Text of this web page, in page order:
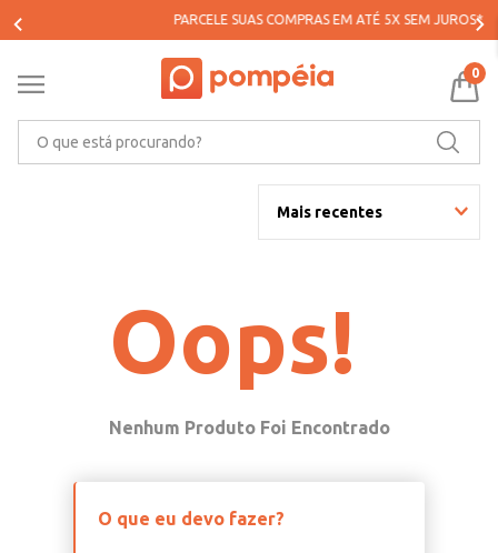
PARCELE SUAS COMPRAS EM ATÉ 5X SEM JUROS*
0
Mais recentes
Oops!
O que eu devo fazer?